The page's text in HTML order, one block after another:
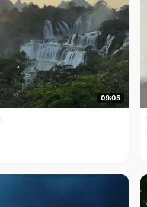
09:05